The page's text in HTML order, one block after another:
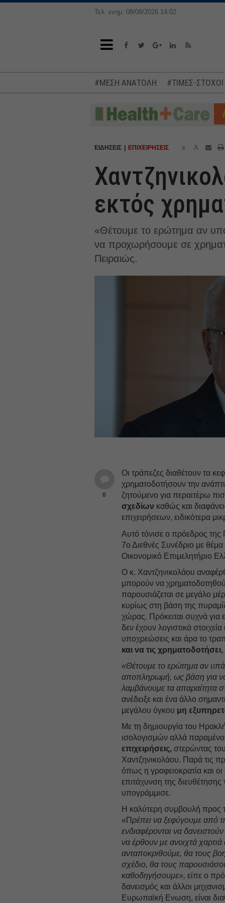
Τελ. ενημ.:08/08/2026 14:02
#ΜΕΣΗ ΑΝΑΤΟΛΗ #ΤΙΜΕΣ-
ΕΙΔΗΣΕΙΣ ΕΠΙΧΕΙΡΗΣΕΙΣ a A
εκτός
«Θέτουμε το ερώτημα αν
να προχωρήσουμε σε
Πειραιώς.
0
Oι τράπεζες διαθέτουν τα
χρηματοδοτήσουν την
ζητούμενο για περαιτέρω
σχεδίων καθώς και
επιχειρήσεων, ειδικότερα
Αυτό τόνισε ο πρόεδρος της
7ο Διεθνές Συνέδριο με
Οικονομικό Επιμελητήριο
Ο κ. Χαντζηνικολάου
μπορούν να
παρουσιάζεται σε μεγάλο
κυρίως στη βάση της
χώρας. Πρόκειται συχνά για
δεν έχουν λογιστικά
υποχρεώσεις και άρα το
και να τις χρηματοδοτήσει,
«Θέτουμε το ερώτημα αν
αποπληρωμή, ως βάση για
λαμβάνουμε τα απαραίτητα
ανέδειξε και ένα άλλο
μεγάλου όγκου μη
Με τη δημιουργία του
ισολογισμών αλλά
επιχειρήσεις, στερώντας
Χαντζηνικολάου. Παρά τις
όπως η γραφειοκρατία και
επιτάχυνση της
υπογράμμισε.
Η καλύτερη συμβουλή προς
«Πρέπει να ξεφύγουμε από
ενδιαφέρονται να
να έρθουν με ανοιχτά
ανταποκριθούμε, θα τους
σχέδιο, θα τους
καθοδηγήσουμε», είπε ο
δανεισμός και άλλοι
Ευρωπαϊκή Ενωση, είναι